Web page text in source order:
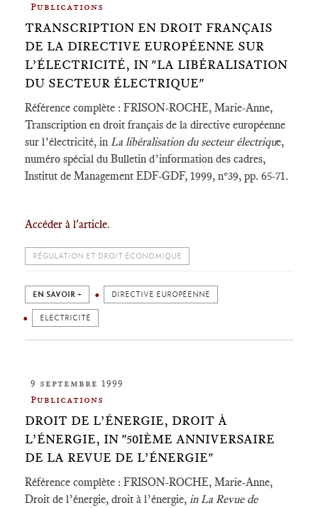
Publications
TRANSCRIPTION EN DROIT FRANÇAIS
DE LA DIRECTIVE EUROPÉENNE SUR
L’ÉLECTRICITÉ, IN "LA LIBÉRALISATION
DU SECTEUR ÉLECTRIQUE"
Référence complète : FRISON-ROCHE, Marie-Anne,
Transcription en droit français de la directive européenne
sur l’électricité, in La libéralisation du secteur électrique,
numéro spécial du Bulletin d’information des cadres,
Institut de Management EDF-GDF, 1999, n°39, pp. 65-71.
Accéder à l'article.
RÉGULATION ET DROIT ÉCONOMIQUE
EN SAVOIR + DIRECTIVE EUROPÉENNE
ELECTRICITÉ
9 septembre 1999
Publications
DROIT DE L’ÉNERGIE, DROIT À
L’ÉNERGIE, IN "50IÈME ANNIVERSAIRE
DE LA REVUE DE L’ÉNERGIE"
Référence complète : FRISON-ROCHE, Marie-Anne,
Droit de l’énergie, droit à l’énergie, in La Revue de